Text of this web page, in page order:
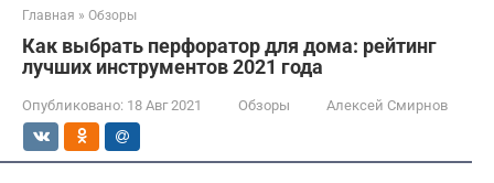
Главная » Обзоры
Как выбрать перфоратор для дома: рейтинг
лучших инструментов 2021 года
Опубликовано: 18 Авг 2021 Обзоры Алексей Смирнов